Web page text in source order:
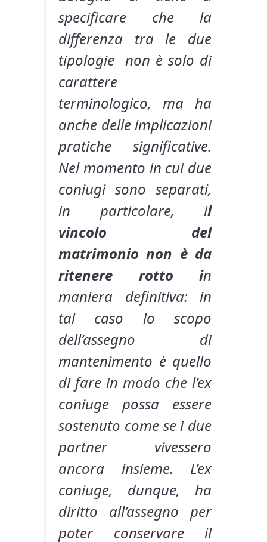
specificare che la
differenza tra le due
tipologie non è solo di
carattere
terminologico, ma ha
anche delle implicazioni
pratiche significative.
Nel momento in cui due
coniugi sono separati,
in particolare, il
vincolo del
matrimonio non è da
ritenere rotto in
maniera definitiva: in
tal caso lo scopo
dell’assegno di
mantenimento è quello
di fare in modo che l’ex
coniuge possa essere
sostenuto come se i due
partner vivessero
ancora insieme. L’ex
coniuge, dunque, ha
diritto all’assegno per
poter conservare il